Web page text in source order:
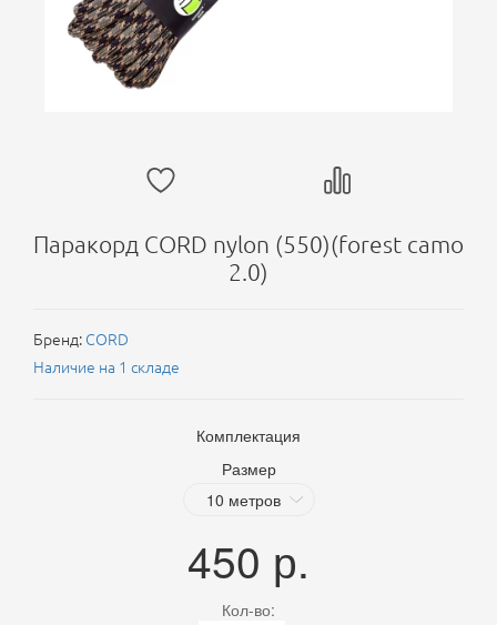
Паракорд CORD nylon (550)(forest camo
2.0)
Бренд: CORD
Наличие на 1 складе
Комплектация
Размер
450 р.
Кол-во: